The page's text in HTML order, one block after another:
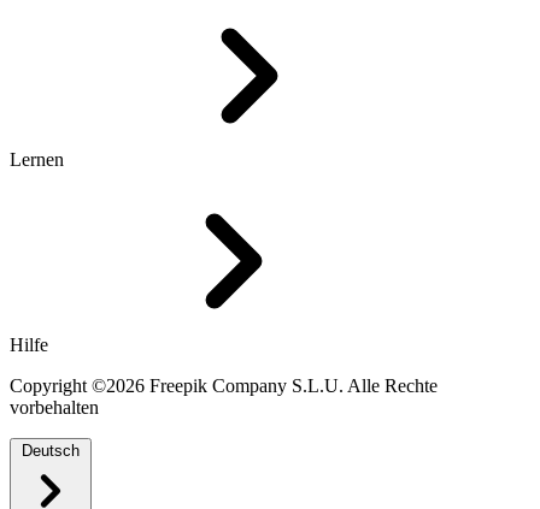
Lernen
Hilfe
Copyright ©2026 Freepik Company S.L.U. Alle Rechte
vorbehalten
Deutsch